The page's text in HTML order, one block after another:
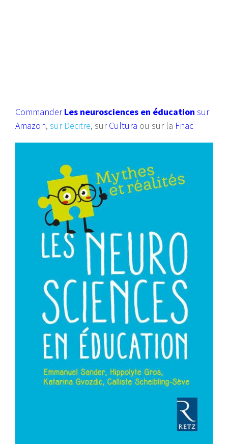
CommanderLes neurosciences en éducation sur
Amazon, sur Decitre, surCultura ou sur la Fnac